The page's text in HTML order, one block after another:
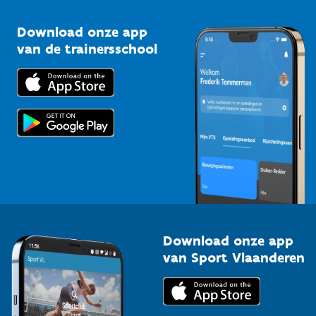
Bedrijven
Trainers en begeleiders
Topsporters
Kennisplatform
Downloads
Voor de pers
Download onze app
van de trainersschool
Download onze app
van Sport Vlaanderen